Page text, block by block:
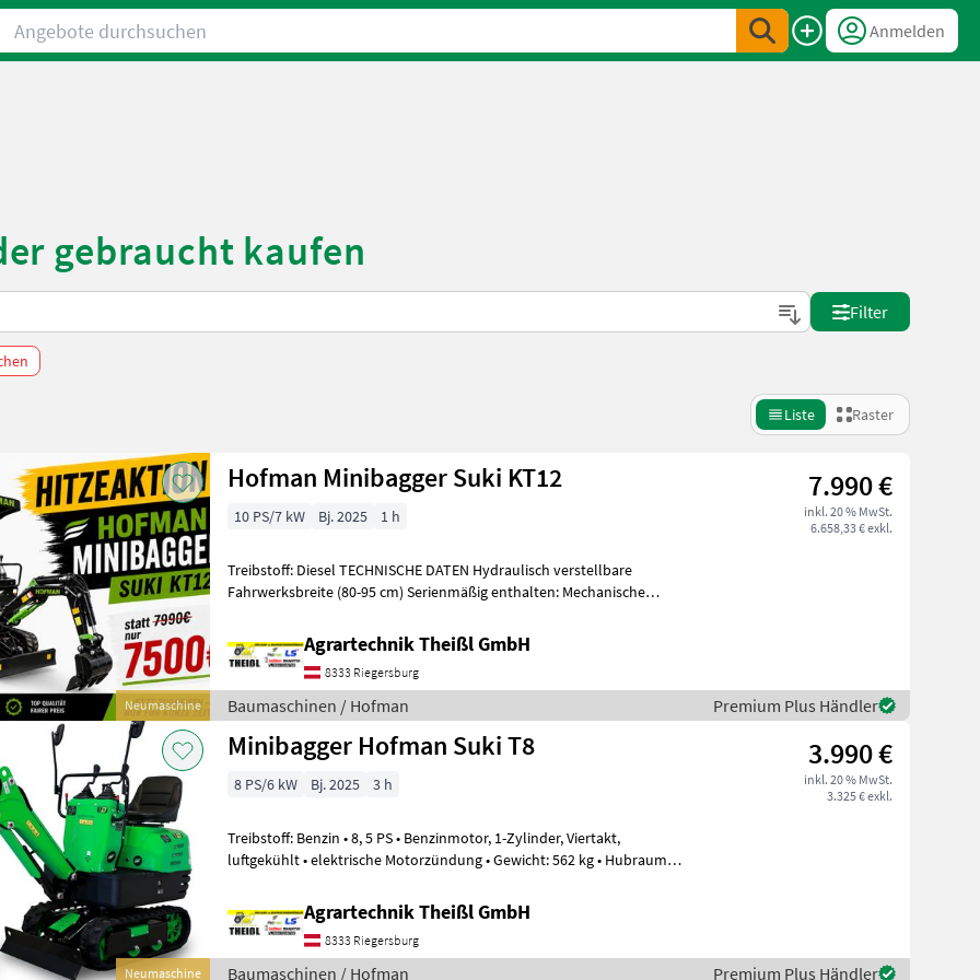
Angebote durchsuchen
Anmelden
gebraucht kaufen
Filter
Liste Raster
Neumaschine
Hofman Minibagger Suki KT12 7.990 €
inkl. 20 % MwSt.
6.658,33 € exkl.
10 PS/7 kW Bj. 2025 1 h
Treibstoff: Diesel TECHNISCHE DATEN Hydraulisch verstellbare
Fahrwerksbreite (80-95 cm) Serienmäßig enthalten: Mechanische
Agrartechnik Theißl GmbH
8333 Riegersburg
Baumaschinen / Hofman Premium Plus Händler
Neumaschine
Minibagger Hofman Suki T8 3.990 €
inkl. 20 % MwSt.
3.325 € exkl.
8 PS/6 kW Bj. 2025 3 h
Treibstoff: Benzin • 8, 5 PS • Benzinmotor, 1-Zylinder, Viertakt,
luftgekühlt • elektrische Motorzündung • Gewicht: 562 kg • Hubraum:
Agrartechnik Theißl GmbH
8333 Riegersburg
Baumaschinen / Hofman Premium Plus Händler